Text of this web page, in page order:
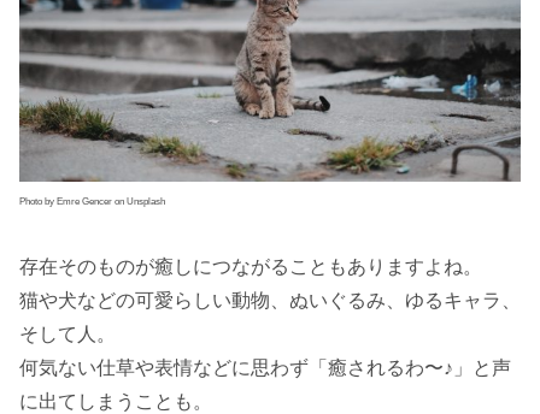
Photo by Emre Gencer on Unsplash
存在そのものが癒しにつながることもありますよね。
猫や犬などの可愛らしい動物、ぬいぐるみ、ゆるキャラ、
そして人。
何気ない仕草や表情などに思わず「癒されるわ〜♪」と声
に出てしまうことも。